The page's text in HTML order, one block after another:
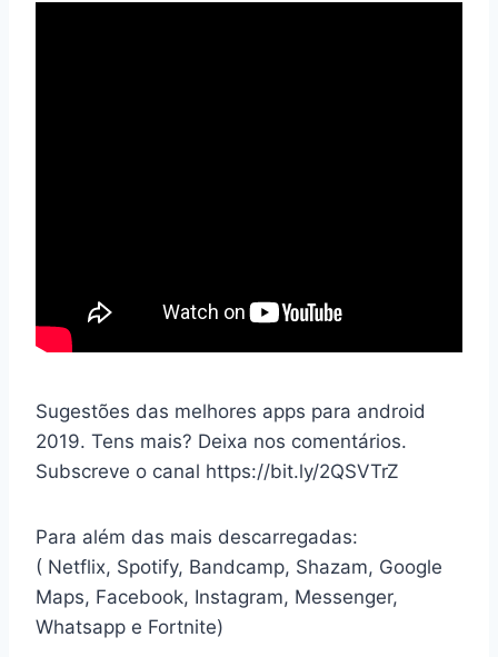
Sugestões das melhores apps para android
2019. Tens mais? Deixa nos comentários.
Subscreve o canal https://bit.ly/2QSVTrZ
Para além das mais descarregadas:
( Netflix, Spotify, Bandcamp, Shazam, Google
Maps, Facebook, Instagram, Messenger,
Whatsapp e Fortnite)